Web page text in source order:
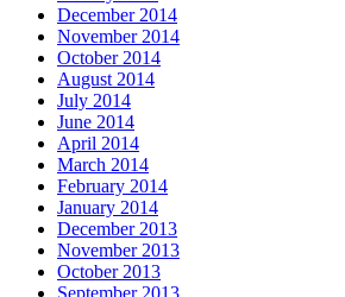
December 2014
November 2014
October 2014
August 2014
July 2014
June 2014
April 2014
March 2014
February 2014
January 2014
December 2013
November 2013
October 2013
September 2013